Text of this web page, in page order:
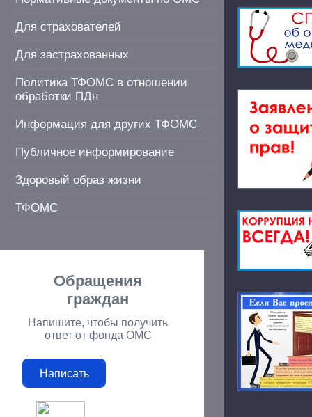
Для страхователей
Для застрахованных
Политика ТФОМС в отношении
обработки ПДн
Информация для других ТФОМС
Публичное информирование
Здоровый образ жизни
ТФОМС
Обращения
граждан
Напишите, чтобы получить
ответ от фонда ОМС
Написать